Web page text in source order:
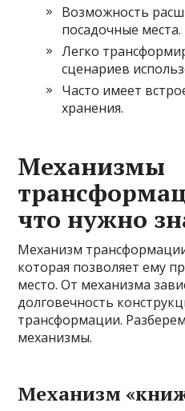
Возможность
посадочные места.
Легко
сценариев
Часто имеет
хранения.
Механизмы
что нужно
Механизм
которая позволяет ему
место. От механизма
долговечность
трансформации.
механизмы.
Механизм